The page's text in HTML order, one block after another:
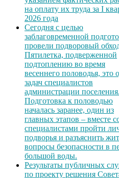
на оплату их труда за I
2026 года
Сегодня с целью
заблаговременной
провели подворовый
Пятилетка, подверженной
подтоплению во время
весеннего половодья, это
задач специалистов
администрации поселения.
Подготовка к половодью
началась заранее, один из
главных этапов – вместе
специалистами пройти
подворья и разъяснить
вопросы безопасности в
большой воды.
Результаты публичных
по проекту решения